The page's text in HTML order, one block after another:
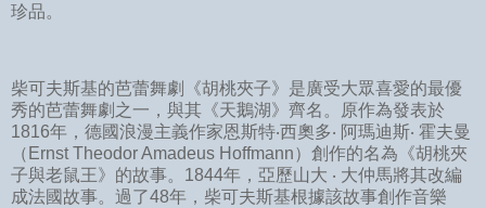
珍品。
柴可夫斯基的芭蕾舞劇《胡桃夾子》是廣受大眾喜愛的最優
秀的芭蕾舞劇之一，與其《天鵝湖》齊名。原作為發表於
1816年，德國浪漫主義作家恩斯特‧西奧多‧ 阿瑪迪斯‧ 霍夫曼
（Ernst Theodor Amadeus Hoffmann）創作的名為《胡桃夾
子與老鼠王》的故事。1844年，亞歷山大 ‧ 大仲馬將其改編
成法國故事。過了48年，柴可夫斯基根據該故事創作音樂